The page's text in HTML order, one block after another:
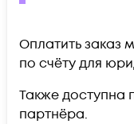
Оплатить заказ
по счёту для
Также доступна
партнёра.